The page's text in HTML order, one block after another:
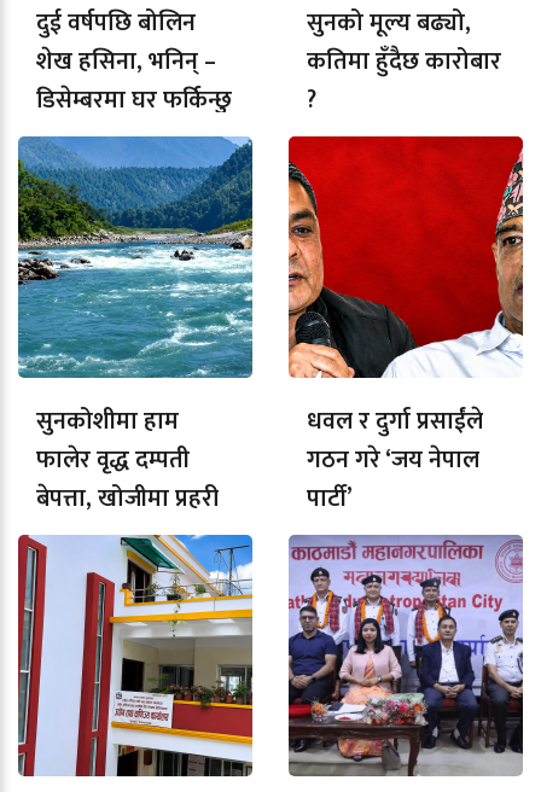
दुई वर्षपछि बोलिन
शेख हसिना, भनिन् –
डिसेम्बरमा घर फर्किन्छु
सुनको मूल्य बढ्यो,
कतिमा हुँदैछ कारोबार
?
सुनकोशीमा हाम
फालेर वृद्ध दम्पती
बेपत्ता, खोजीमा प्रहरी
धवल र दुर्गा प्रसाईंले
गठन गरे ‘जय नेपाल
पार्टी’